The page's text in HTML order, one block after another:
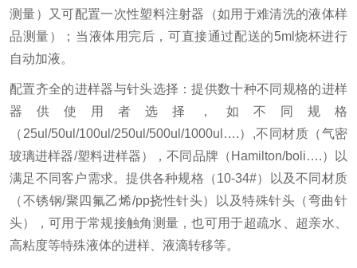
测量）又可配置一次性塑料注射器（如用于难清洗的液体样
品测量）；当液体用完后，可直接通过配送的5ml烧杯进行
自动加液。
配置齐全的进样器与针头选择：提供数十种不同规格的进样
器供使用者选择，如不同规格
（25ul/50ul/100ul/250ul/500ul/1000ul….）,不同材质（气密
玻璃进样器/塑料进样器），不同品牌（Hamilton/boli….）以
满足不同客户需求。提供各种规格（10-34#）以及不同材质
（不锈钢/聚四氟乙烯/pp挠性针头）以及特殊针头（弯曲针
头），可用于常规接触角测量，也可用于超疏水、超亲水、
高粘度等特殊液体的进样、液滴转移等。